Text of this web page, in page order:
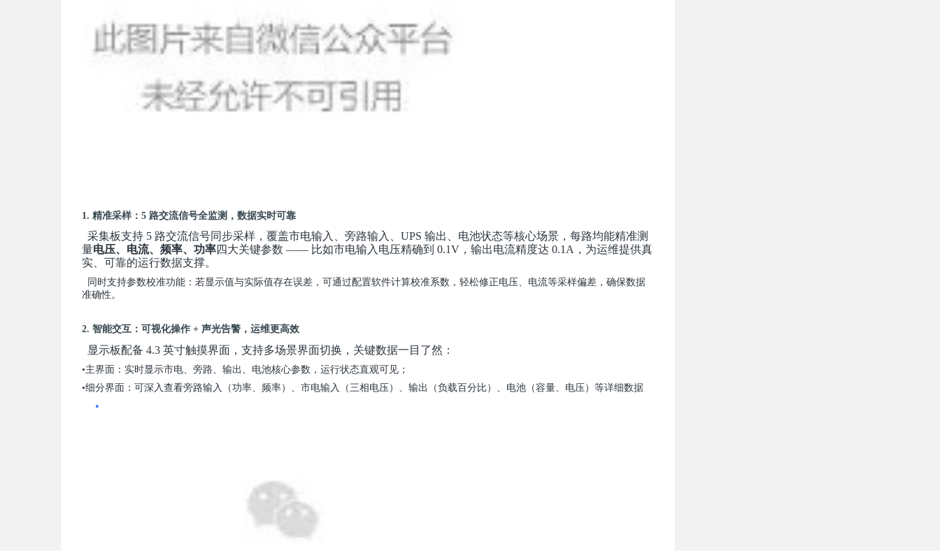
1. 精准采样：5 路交流信号全监测，数据实时可靠
采集板支持 5 路交流信号同步采样，覆盖市电输入、旁路输入、UPS 输出、电池状态等核心场景，每路均能精准测
量电压、电流、频率、功率四大关键参数 —— 比如市电输入电压精确到 0.1V，输出电流精度达 0.1A，为运维提供真
实、可靠的运行数据支撑。
同时支持参数校准功能：若显示值与实际值存在误差，可通过配置软件计算校准系数，轻松修正电压、电流等采样偏差，确保数据
准确性。
2. 智能交互：可视化操作 + 声光告警，运维更高效
显示板配备 4.3 英寸触摸界面，支持多场景界面切换，关键数据一目了然：
•主界面：实时显示市电、旁路、输出、电池核心参数，运行状态直观可见；
•细分界面：可深入查看旁路输入（功率、频率）、市电输入（三相电压）、输出（负载百分比）、电池（容量、电压）等详细数据
•